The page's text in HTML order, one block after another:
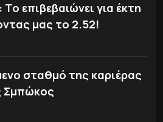
επιβεβαιώνει για έκτη
μας το 2.52!
σταθμό της καριέρας
Σμπώκος